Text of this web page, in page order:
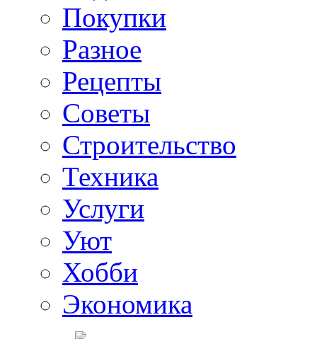
Покупки
Разное
Рецепты
Советы
Строительство
Техника
Услуги
Уют
Хобби
Экономика